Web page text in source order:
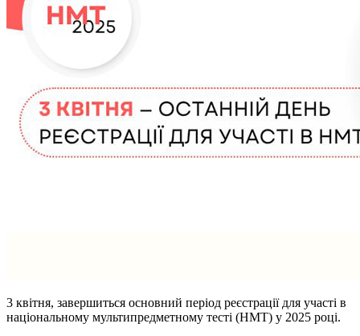
3 квітня, завершиться основний період реєстрації для участі в
національному мультипредметному тесті (НМТ) у 2025 році.